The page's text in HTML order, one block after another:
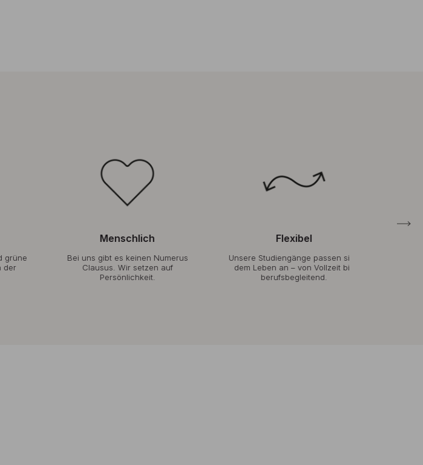
Menschlich
Bei uns gibt es keinen Numerus
Clausus. Wir setzen auf
Persönlichkeit.
Flexibel
Unsere Studiengänge passen sich
dem Leben an – von Vollzeit bis
berufsbegleitend.